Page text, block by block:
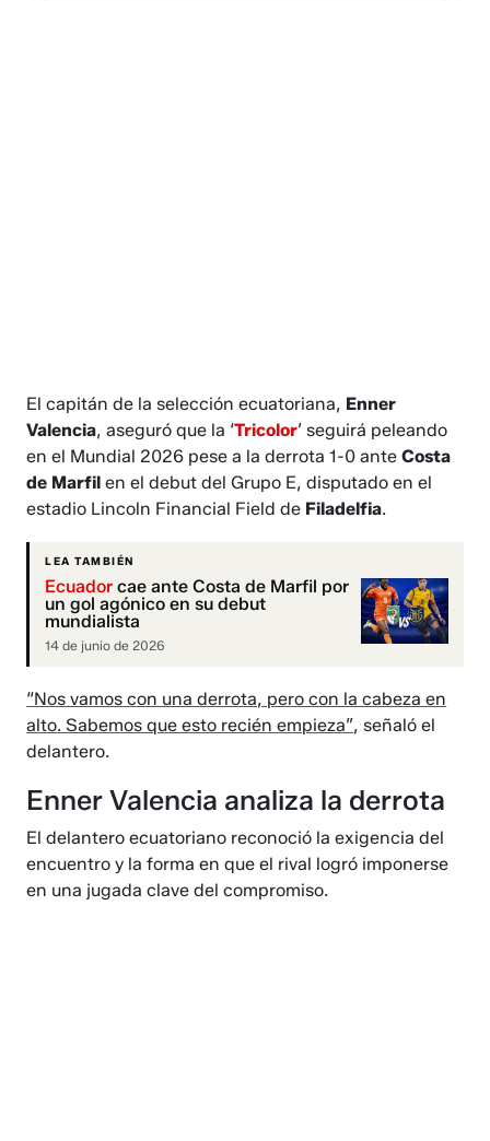
El capitán de la selección ecuatoriana, Enner
Valencia, aseguró que la ‘Tricolor’ seguirá peleando
en el Mundial 2026 pese a la derrota 1-0 anteCosta
de Marfil en el debut del Grupo E, disputado en el
estadio Lincoln Financial Field de Filadelfia.
LEA TAMBIÉN
Ecuador cae ante Costa de Marfil por
un gol agónico en su debut
mundialista
14 de junio de 2026
“Nos vamos con una derrota, pero con la cabeza en
alto. Sabemos que esto recién empieza”, señaló el
delantero.
Enner Valencia analiza la derrota
El delantero ecuatoriano reconoció la exigencia del
encuentro y la forma en que el rival logró imponerse
en una jugada clave del compromiso.